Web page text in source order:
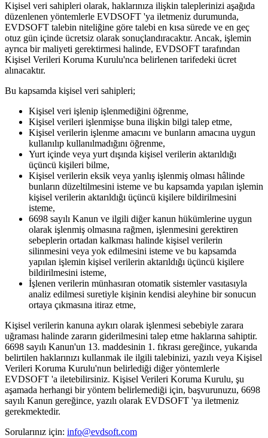
Kişisel veri sahipleri olarak, haklarınıza ilişkin taleplerinizi aşağıda
düzenlenen yöntemlerle EVDSOFT 'ya iletmeniz durumunda,
EVDSOFT talebin niteliğine göre talebi en kısa sürede ve en geç
otuz gün içinde ücretsiz olarak sonuçlandıracaktır. Ancak, işlemin
ayrıca bir maliyeti gerektirmesi halinde, EVDSOFT tarafından
Kişisel Verileri Koruma Kurulu'nca belirlenen tarifedeki ücret
alınacaktır.
Bu kapsamda kişisel veri sahipleri;
Kişisel veri işlenip işlenmediğini öğrenme,
Kişisel verileri işlenmişse buna ilişkin bilgi talep etme,
Kişisel verilerin işlenme amacını ve bunların amacına uygun
kullanılıp kullanılmadığını öğrenme,
Yurt içinde veya yurt dışında kişisel verilerin aktarıldığı
üçüncü kişileri bilme,
Kişisel verilerin eksik veya yanlış işlenmiş olması hâlinde
bunların düzeltilmesini isteme ve bu kapsamda yapılan işlemin
kişisel verilerin aktarıldığı üçüncü kişilere bildirilmesini
isteme,
6698 sayılı Kanun ve ilgili diğer kanun hükümlerine uygun
olarak işlenmiş olmasına rağmen, işlenmesini gerektiren
sebeplerin ortadan kalkması halinde kişisel verilerin
silinmesini veya yok edilmesini isteme ve bu kapsamda
yapılan işlemin kişisel verilerin aktarıldığı üçüncü kişilere
bildirilmesini isteme,
İşlenen verilerin münhasıran otomatik sistemler vasıtasıyla
analiz edilmesi suretiyle kişinin kendisi aleyhine bir sonucun
ortaya çıkmasına itiraz etme,
Kişisel verilerin kanuna aykırı olarak işlenmesi sebebiyle zarara
uğraması halinde zararın giderilmesini talep etme haklarına sahiptir.
6698 sayılı Kanun'un 13. maddesinin 1. fıkrası gereğince, yukarıda
belirtilen haklarınızı kullanmak ile ilgili talebinizi, yazılı veya Kişisel
Verileri Koruma Kurulu'nun belirlediği diğer yöntemlerle
EVDSOFT 'a iletebilirsiniz. Kişisel Verileri Koruma Kurulu, şu
aşamada herhangi bir yöntem belirlemediği için, başvurunuzu, 6698
sayılı Kanun gereğince, yazılı olarak EVDSOFT 'ya iletmeniz
gerekmektedir.
Sorularınız için: info@evdsoft.com